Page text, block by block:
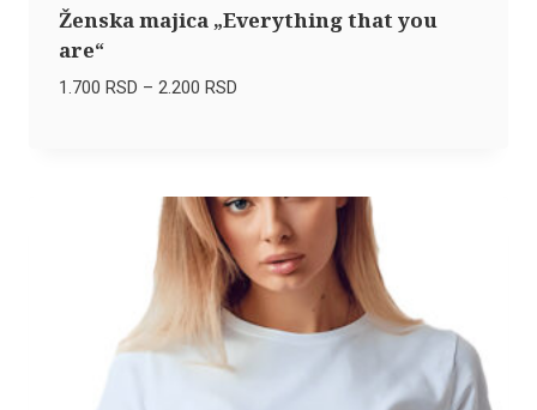
Ženska majica „Everything that you
are“
1.700 RSD – 2.200 RSDRaspon
do
2.200 RSD